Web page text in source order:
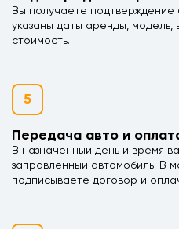
Вы получаете подтверждение
указаны даты аренды, модель,
стоимость.
5
Передача авто и
В назначенный день и время
заправленный автомобиль. В
подписываете договор и